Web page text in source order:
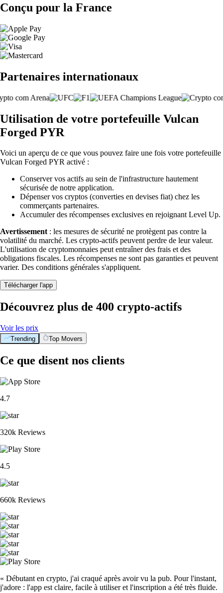
Conçu pour la France
Partenaires internationaux
Utilisation de votre portefeuille Vulcan
Forged PYR
Voici un aperçu de ce que vous pouvez faire une fois votre portefeuille
Vulcan Forged PYR activé :
Conserver vos actifs au sein de l'infrastructure hautement
sécurisée de notre application.
Dépenser vos cryptos (converties en devises fiat) chez les
commerçants partenaires.
Accumuler des récompenses exclusives en rejoignant Level Up.
Avertissement : les mesures de sécurité ne protègent pas contre la
volatilité du marché. Les crypto-actifs peuvent perdre de leur valeur.
L'utilisation de cryptomonnaies peut entraîner des frais et des
obligations fiscales. Les récompenses ne sont pas garanties et peuvent
varier. Des conditions générales s'appliquent.
Télécharger l'app
Découvrez plus de 400 crypto-actifs
Voir les prix
Trending Top Movers
Ce que disent nos clients
4.7
320k Reviews
4.5
660k Reviews
« Débutant en crypto, j'ai craqué après avoir vu la pub. Pour l'instant,
j'adore : l'app est claire, facile à utiliser et l'inscription a été très fluide.